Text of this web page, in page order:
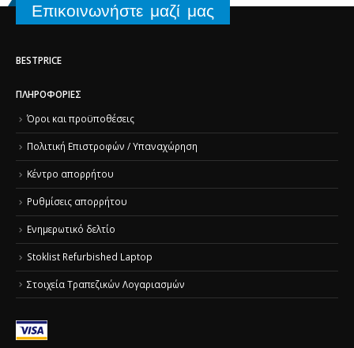
Επικοινωνήστε μαζί μας
BESTPRICE
ΠΛΗΡΟΦΟΡΊΕΣ
Όροι και προϋποθέσεις
Πολιτική Επιστροφών / Υπαναχώρηση
Κέντρο απορρήτου
Ρυθμίσεις απορρήτου
Ενημερωτικό δελτίο
Stoklist Refurbished Laptop
Στοιχεία Τραπεζικών Λογαριασμών